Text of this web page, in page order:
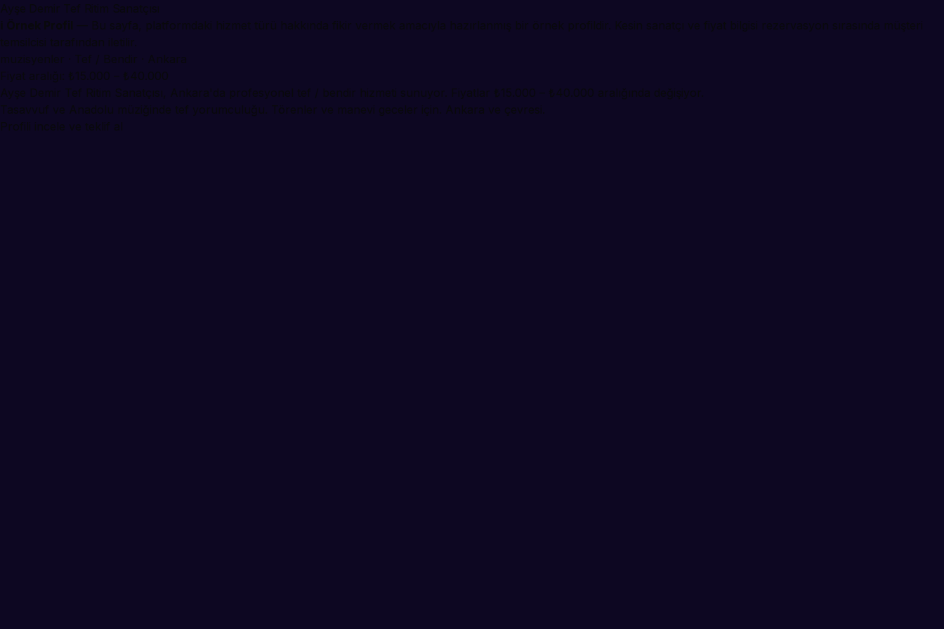
Ayşe Demir Tef Ritim Sanatçısı
ℹ️ Örnek Profil
— Bu sayfa, platformdaki hizmet türü hakkında fikir vermek amacıyla hazırlanmış bir örnek profildir. Kesin sanatçı ve fiyat bilgisi rezervasyon sırasında müşteri
temsilcisi tarafından iletilir.
muzisyenler · Tef / Bendir · Ankara
Fiyat aralığı: ₺15.000 – ₺40.000
Ayşe Demir Tef Ritim Sanatçısı, Ankara'da profesyonel tef / bendir hizmeti sunuyor. Fiyatlar ₺15.000 – ₺40.000 aralığında değişiyor.
Tasavvuf ve Anadolu müziğinde tef yorumculuğu. Törenler ve manevi geceler için. Ankara ve çevresi.
Profili incele ve teklif al